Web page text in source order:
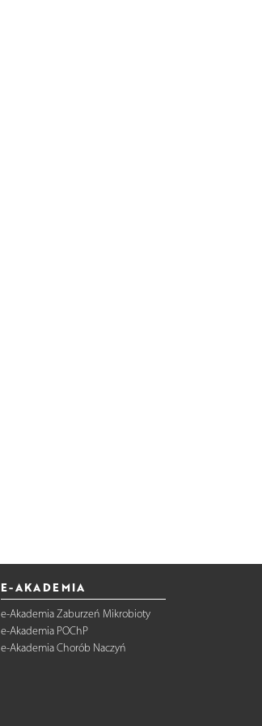
E-AKADEMIA
e-Akademia Zaburzeń Mikrobioty
e-Akademia POChP
e-Akademia Chorób Naczyń